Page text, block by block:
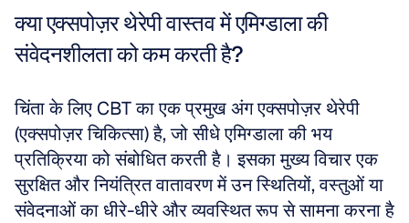
क्या एक्सपोज़र थेरेपी वास्तव में एमिग्डाला की
संवेदनशीलता को कम करती है?
चिंता के लिए CBT का एक प्रमुख अंग एक्सपोज़र थेरेपी
(एक्सपोज़र चिकित्सा) है, जो सीधे एमिग्डाला की भय
प्रतिक्रिया को संबोधित करती है। इसका मुख्य विचार एक
सुरक्षित और नियंत्रित वातावरण में उन स्थितियों, वस्तुओं या
संवेदनाओं का धीरे-धीरे और व्यवस्थित रूप से सामना करना है